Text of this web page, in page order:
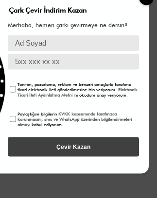
Çark Çevir İndirim Kazan
Merhaba, hemen çarkı çevirmeye ne dersin?
Tanıtım, pazarlama, reklam ve benzeri amaçlarla tarafıma
ticari elektronik ileti gönderilmesine izin veriyorum. Elektronik
Ticari İleti Aydınlatma Metni 'ni okudum onay veriyorum.
Paylaştığım bilgilerin KVKK kapsamında tarafınızca
korunmasını, sms ve WhatsApp üzerinden bilgilendirmeleri
almayı kabul ediyorum.
Çevir Kazan